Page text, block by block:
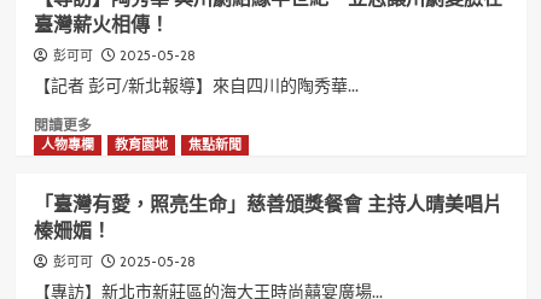
書
狂
讚
標
賽
開
賽
友
宜
運
動
歡
度
端
界
孔
子
高
哲
翰
講
教
授
圓
融
人
臺灣薪火相傳！
彭可可 2025-05-28
【記者 彭可/新北報導】來自四川的陶秀華...
閱讀更多Read
more
【專
訪】
陶
秀
華
人物專欄 教育園地 焦點新聞
「臺灣有愛，照亮生命」慈善頒獎餐會 主持人晴美唱片
榛姍媚！
彭可可 2025-05-28
【專訪】新北市新莊區的海大王時尚囍宴廣場...